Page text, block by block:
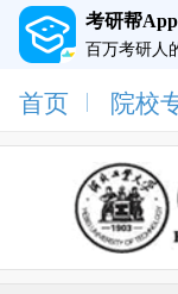
考研帮App
百万考研人
首页 院校